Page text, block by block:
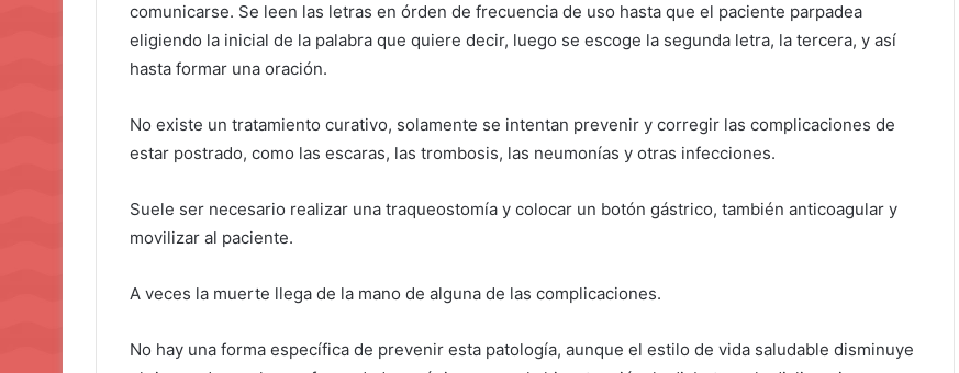
comunicarse. Se leen las letras en órden de frecuencia de uso hasta que el paciente parpadea
eligiendo la inicial de la palabra que quiere decir, luego se escoge la segunda letra, la tercera, y así
hasta formar una oración.
No existe un tratamiento curativo, solamente se intentan prevenir y corregir las complicaciones de
estar postrado, como las escaras, las trombosis, las neumonías y otras infecciones.
Suele ser necesario realizar una traqueostomía y colocar un botón gástrico, también anticoagular y
movilizar al paciente.
A veces la muerte llega de la mano de alguna de las complicaciones.
No hay una forma específica de prevenir esta patología, aunque el estilo de vida saludable disminuye